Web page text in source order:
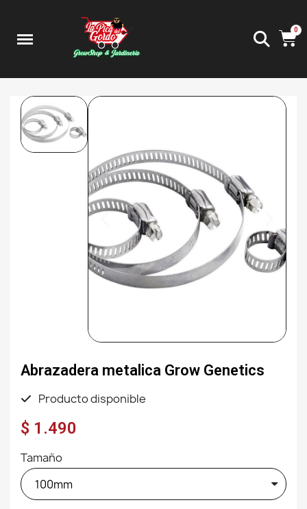
Abrazadera metalica Grow Genetics
Producto disponible
$ 1.490
Tamaño